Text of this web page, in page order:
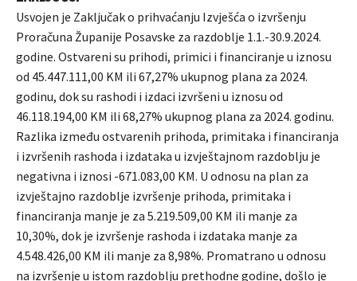
Usvojen je Zaključak o prihvaćanju Izvješća o izvršenju
Proračuna Županije Posavske za razdoblje 1.1.-30.9.2024.
godine. Ostvareni su prihodi, primici i financiranje u iznosu
od 45.447.111,00 KM ili 67,27% ukupnog plana za 2024.
godinu, dok su rashodi i izdaci izvršeni u iznosu od
46.118.194,00 KM ili 68,27% ukupnog plana za 2024. godinu.
Razlika između ostvarenih prihoda, primitaka i financiranja
i izvršenih rashoda i izdataka u izvještajnom razdoblju je
negativna i iznosi -671.083,00 KM. U odnosu na plan za
izvještajno razdoblje izvršenje prihoda, primitaka i
financiranja manje je za 5.219.509,00 KM ili manje za
10,30%, dok je izvršenje rashoda i izdataka manje za
4.548.426,00 KM ili manje za 8,98%. Promatrano u odnosu
na izvršenje u istom razdoblju prethodne godine, došlo je